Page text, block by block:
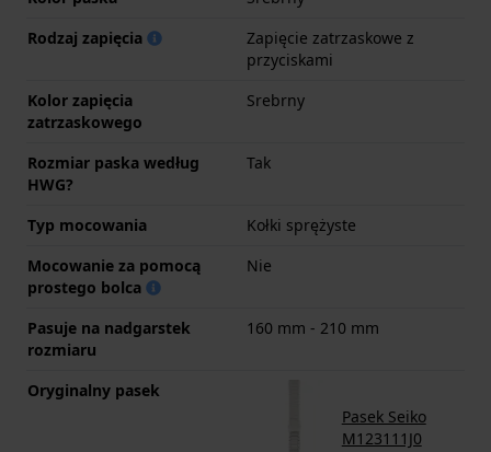
Rodzaj zapięcia
Zapięcie zatrzaskowe z
przyciskami
Kolor zapięcia
zatrzaskowego
Srebrny
Rozmiar paska według
HWG?
Tak
Typ mocowania
Kołki sprężyste
Mocowanie za pomocą
prostego bolca
Nie
Pasuje na nadgarstek
rozmiaru
160 mm - 210 mm
Oryginalny pasek
Pasek Seiko
M123111J0